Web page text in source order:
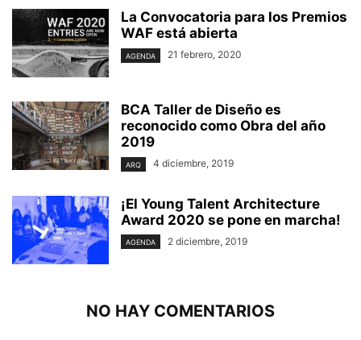
La Convocatoria para los Premios
WAF está abierta
AGENDA 21 febrero, 2020
BCA Taller de Diseño es
reconocido como Obra del año
2019
ARQ 4 diciembre, 2019
¡El Young Talent Architecture
Award 2020 se pone en marcha!
AGENDA 2 diciembre, 2019
NO HAY COMENTARIOS